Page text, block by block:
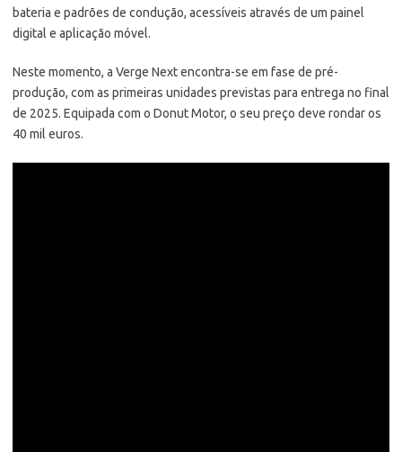
bateria e padrões de condução, acessíveis através de um painel
digital e aplicação móvel.
Neste momento, a Verge Next encontra-se em fase de pré-
produção, com as primeiras unidades previstas para entrega no final
de 2025. Equipada com o Donut Motor, o seu preço deve rondar os
40 mil euros.